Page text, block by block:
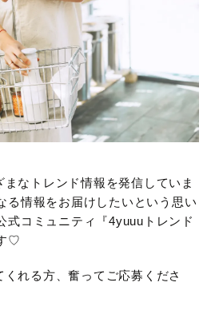
なトレンド情報を発信していま
る情報をお届けしたいという思い
式コミュニティ『4yuuuトレンド
♡
れる方、奮ってご応募くださ